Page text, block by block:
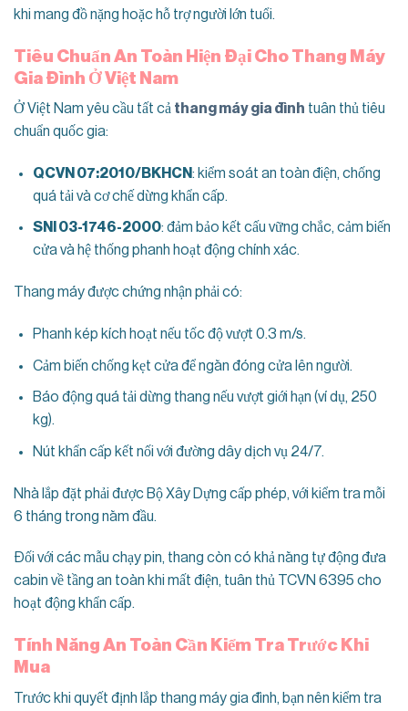
khi mang đồ nặng hoặc hỗ trợ người lớn tuổi.
Tiêu Chuẩn An Toàn Hiện Đại Cho Thang Máy
Gia Đình Ở Việt Nam
Ở Việt Nam yêu cầu tất cả thang máy gia đình tuân thủ tiêu
chuẩn quốc gia:
QCVN 07:2010/BKHCN: kiểm soát an toàn điện, chống
quá tải và cơ chế dừng khẩn cấp.
SNI 03-1746-2000: đảm bảo kết cấu vững chắc, cảm biến
cửa và hệ thống phanh hoạt động chính xác.
Thang máy được chứng nhận phải có:
Phanh kép kích hoạt nếu tốc độ vượt 0.3 m/s.
Cảm biến chống kẹt cửa để ngăn đóng cửa lên người.
Báo động quá tải dừng thang nếu vượt giới hạn (ví dụ, 250
kg).
Nút khẩn cấp kết nối với đường dây dịch vụ 24/7.
Nhà lắp đặt phải được Bộ Xây Dựng cấp phép, với kiểm tra mỗi
6 tháng trong năm đầu.
Đối với các mẫu chạy pin, thang còn có khả năng tự động đưa
cabin về tầng an toàn khi mất điện, tuân thủ TCVN 6395 cho
hoạt động khẩn cấp.
Tính Năng An Toàn Cần Kiểm Tra Trước Khi
Mua
Trước khi quyết định lắp thang máy gia đình, bạn nên kiểm tra